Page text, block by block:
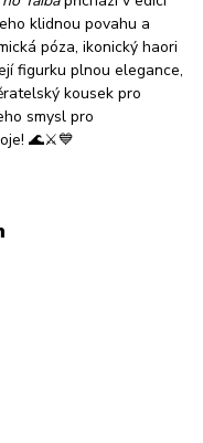
klidnou povahu a
póza, ikonický haori
figurku plnou elegance,
kousek pro
smysl pro
🌊⚔️💙